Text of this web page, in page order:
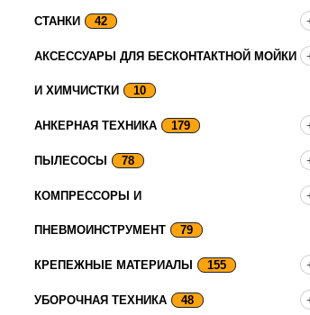
СТАНКИ 42
АКСЕССУАРЫ ДЛЯ БЕСКОНТАКТНОЙ МОЙКИ
И ХИМЧИСТКИ 10
АНКЕРНАЯ ТЕХНИКА 179
ПЫЛЕСОСЫ 78
КОМПРЕССОРЫ И
ПНЕВМОИНСТРУМЕНТ 79
КРЕПЕЖНЫЕ МАТЕРИАЛЫ 155
УБОРОЧНАЯ ТЕХНИКА 48